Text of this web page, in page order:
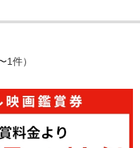
1件）